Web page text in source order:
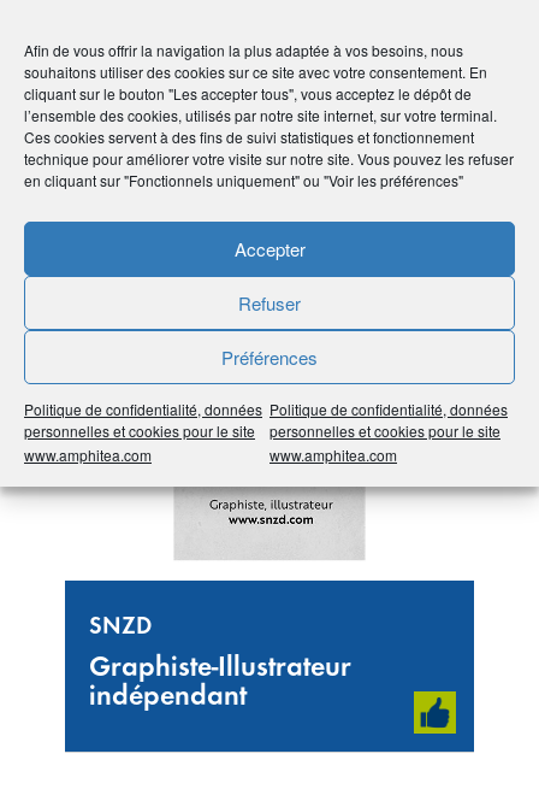
Afin de vous offrir la navigation la plus adaptée à vos besoins, nous
souhaitons utiliser des cookies sur ce site avec votre consentement. En
cliquant sur le bouton "Les accepter tous", vous acceptez le dépôt de
l’ensemble des cookies, utilisés par notre site internet, sur votre terminal.
Ces cookies servent à des fins de suivi statistiques et fonctionnement
technique pour améliorer votre visite sur notre site. Vous pouvez les refuser
en cliquant sur "Fonctionnels uniquement" ou "Voir les préférences"
Accepter
Refuser
Préférences
Politique de confidentialité, données
personnelles et cookies pour le site
www.amphitea.com
Politique de confidentialité, données
personnelles et cookies pour le site
www.amphitea.com
Accueil>Club annonces>Toutes les annonces
#Marketing, Communication, Événementiel
SNZD
Graphiste-Illustrateur
indépendant